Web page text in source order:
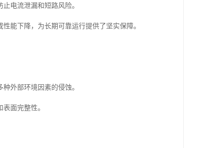
电流泄漏和短路风险。
能下降，为长期可靠运行提供了坚实保障。
外部环境因素的侵蚀。
面完整性。